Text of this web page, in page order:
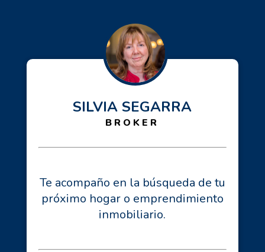
SILVIA SEGARRA
BROKER
Te acompaño en la búsqueda de tu
próximo hogar o emprendimiento
inmobiliario.